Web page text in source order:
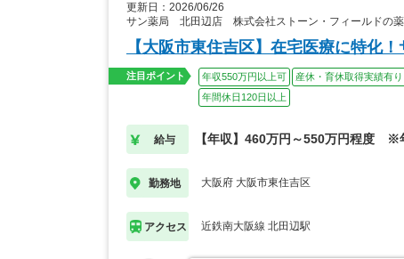
更新日：2026/06/26
サン薬局 北田辺店 株式会社ストーン・フィールドの薬
【大阪市東住吉区】在宅医療に特化
注目ポイント 年収550万円以上可 産休・育休取得実績有り
年間休日120日以上
給与 【年収】460万円～550万円程度 ※
勤務地 大阪府 大阪市東住吉区
アクセス 近鉄南大阪線 北田辺駅